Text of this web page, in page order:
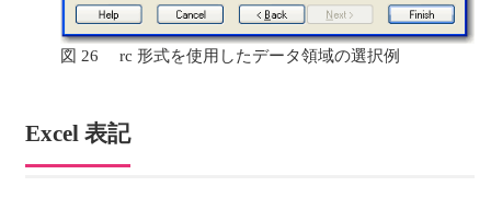
図 26 rc 形式を使用したデータ領域の選択例
Excel 表記